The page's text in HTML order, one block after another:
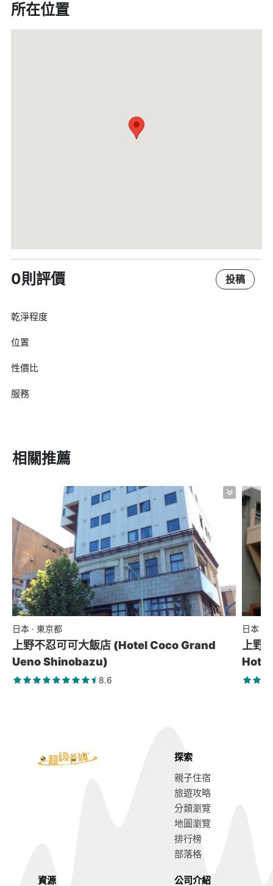
所在位置
0則評價 投稿
乾淨程度
位置
性價比
服務
相關推薦
日本 · 東京都
上野不忍可可大飯店 (Hotel Coco Grand
Ueno Shinobazu)
8.6
日本 ·
上野
探索
親子住宿
旅遊攻略
分類瀏覽
地圖瀏覽
排行榜
部落格
資源 公司介紹